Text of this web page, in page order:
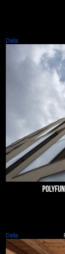
Diela
Diela